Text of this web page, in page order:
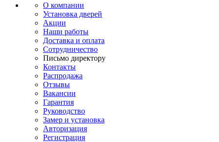
О компании
Установка дверей
Акции
Наши работы
Доставка и оплата
Сотрудничество
Письмо директору
Контакты
Распродажа
Отзывы
Вакансии
Гарантия
Руководство
Замер и установка
Авторизация
Регистрация